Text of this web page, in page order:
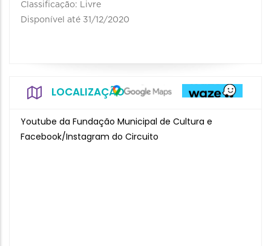
Classificação: Livre
Disponível até 31/12/2020
LOCALIZAÇÃO
Youtube da Fundação Municipal de Cultura e
Facebook/Instagram do Circuito